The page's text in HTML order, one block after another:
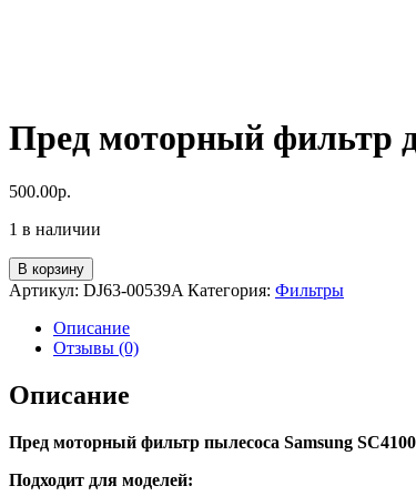
Пред моторный фильтр
500.00р.
1 в наличии
Количество
товара
Пред
моторный
фильтр
пылесоса
Samsung
В корзину
Артикул: DJ63-00539A Категория: Фильтры
Описание
Отзывы (0)
Описание
Пред моторный фильтр пылесоса Samsung
Подходит для моделей: